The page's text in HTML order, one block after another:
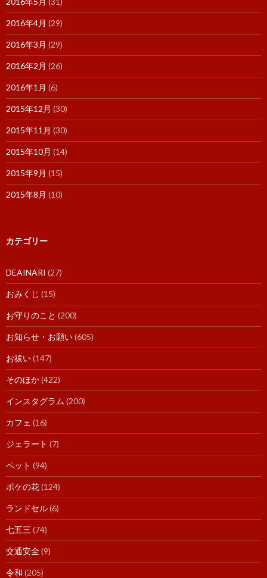
2016年4月 (29)
2016年3月 (29)
2016年2月 (26)
2016年1月 (6)
2015年12月 (30)
2015年11月 (30)
2015年10月 (14)
2015年9月 (15)
2015年8月 (10)
カテゴリー
DEAINARI (27)
おみくじ (15)
お守りのこと (200)
お知らせ・お願い(605)
お祓い(147)
そのほか(422)
インスタグラム (200)
カフェ (16)
ジェラート (7)
ペット (94)
ボケの花(124)
ランドセル(6)
七五三 (74)
交通安全(9)
令和 (205)